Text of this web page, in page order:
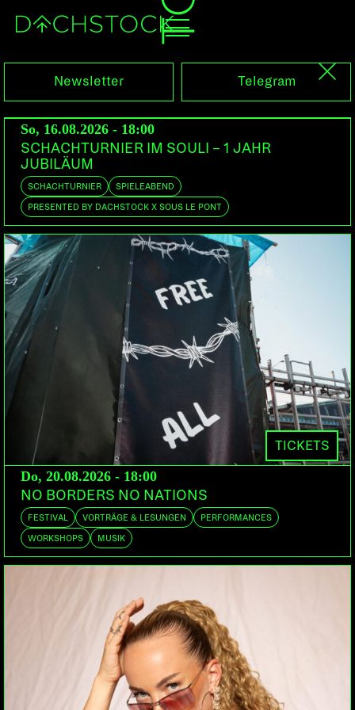
Sa, 21.01.2023
KONZERT PSYCHEDELIC DOOM-ROCK
DRUMS
St Gallen | Irascible Records
400TIGERS Bern
VORVERKAUF:
PETZI.CH
ABENDKASSE:
22.-
Newsletter Telegram
So, 16.08.2026 - 18:00
SCHACHTURNIER IM SOULI – 1 JAHR
JUBILÄUM
SCHACHTURNIER SPIELEABEND
PRESENTED BY DACHSTOCK X SOUS LE PONT
TICKETS
Do, 20.08.2026 - 18:00
NO BORDERS NO NATIONS
FESTIVAL VORTRÄGE & LESUNGEN PERFORMANCES
WORKSHOPS MUSIK